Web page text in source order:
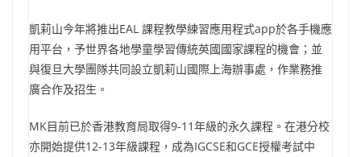
凱莉山今年將推出EAL 課程教學練習應用程式app於各手機應
用平台，予世界各地學童學習傳統英國國家課程的機會；並
與復旦大學團隊共同設立凱莉山國際上海辦事處，作業務推
廣合作及招生。
MK目前已於香港教育局取得9-11年級的永久課程。在港分校
亦開始提供12-13年級課程，成為IGCSE和GCE授權考試中